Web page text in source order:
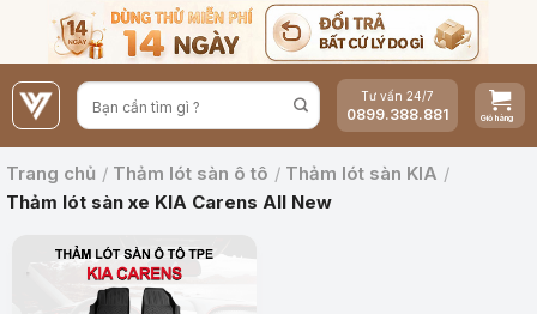
nội
dung
Tư vấn 24/7
0899.388.881
Trang chủ / Thảm lót sàn ô tô / Thảm lót sàn KIA /
Thảm lót sàn xe KIA Carens All New